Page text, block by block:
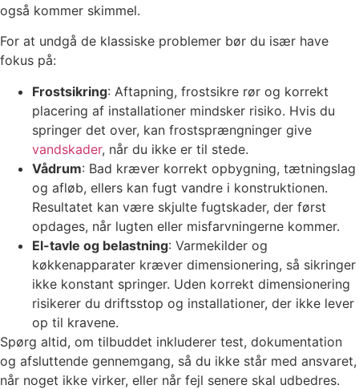
også kommer skimmel.
For at undgå de klassiske problemer bør du især have
fokus på:
Frostsikring: Aftapning, frostsikre rør og korrekt
placering af installationer mindsker risiko. Hvis du
springer det over, kan frostsprængninger give
vandskader, når du ikke er til stede.
Vådrum: Bad kræver korrekt opbygning, tætningslag
og afløb, ellers kan fugt vandre i konstruktionen.
Resultatet kan være skjulte fugtskader, der først
opdages, når lugten eller misfarvningerne kommer.
El-tavle og belastning: Varmekilder og
køkkenapparater kræver dimensionering, så sikringer
ikke konstant springer. Uden korrekt dimensionering
risikerer du driftsstop og installationer, der ikke lever
op til kravene.
Spørg altid, om tilbuddet inkluderer test, dokumentation
og afsluttende gennemgang, så du ikke står med ansvaret,
når noget ikke virker, eller når fejl senere skal udbedres.